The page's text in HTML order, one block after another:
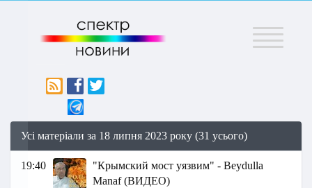
Меню
Усі матеріали за 18 липня 2023 року (31 усього)
19:40
"Крымский мост уязвим" - Beydulla
Manaf (ВИДЕО)